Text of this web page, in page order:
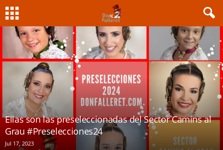
Ellas son las preseleccionadas del Sector Camins al
Grau #Preselecciones24
Jul 17, 2023